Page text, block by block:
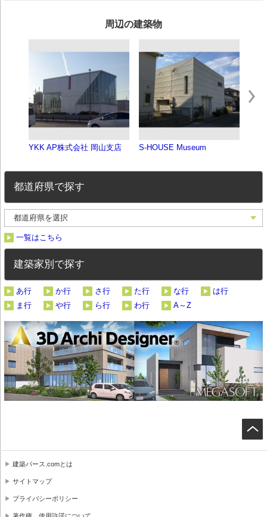
周辺の建築物
YKK AP株式会社 岡山支店 S-HOUSE Museum
都道府県で探す
一覧はこちら
建築家別で探す
あ行 か行 さ行 た行 な行
は行
ま行
や行 ら行 わ行 A～Z
建築パース.comとは
サイトマップ
プライバシーポリシー